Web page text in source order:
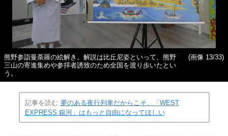
熊野参詣曼荼羅の絵解き。解説は比丘尼姿といって、熊野
三山の寄進集めや参拝者誘致のため全国を渡り歩いたとい
う。
(画像 13/33)
記事を読む 夢のある夜行列車だからこそ、「WEST
EXPRESS 銀河」はもっと自由になってほしい